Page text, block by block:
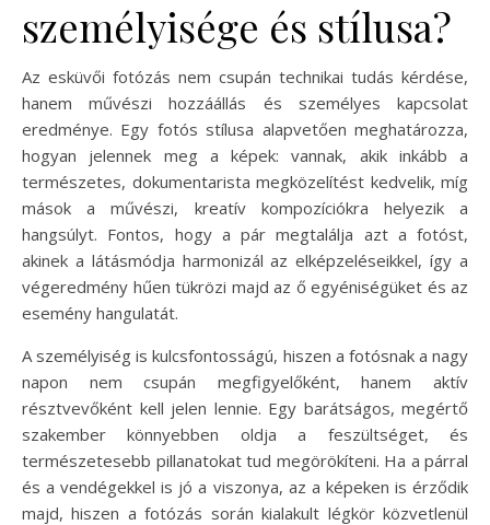
személyisége és stílusa?
Az esküvői fotózás nem csupán technikai tudás kérdése,
hanem művészi hozzáállás és személyes kapcsolat
eredménye. Egy fotós stílusa alapvetően meghatározza,
hogyan jelennek meg a képek: vannak, akik inkább a
természetes, dokumentarista megközelítést kedvelik, míg
mások a művészi, kreatív kompozíciókra helyezik a
hangsúlyt. Fontos, hogy a pár megtalálja azt a fotóst,
akinek a látásmódja harmonizál az elképzeléseikkel, így a
végeredmény hűen tükrözi majd az ő egyéniségüket és az
esemény hangulatát.
A személyiség is kulcsfontosságú, hiszen a fotósnak a nagy
napon nem csupán megfigyelőként, hanem aktív
résztvevőként kell jelen lennie. Egy barátságos, megértő
szakember könnyebben oldja a feszültséget, és
természetesebb pillanatokat tud megörökíteni. Ha a párral
és a vendégekkel is jó a viszonya, az a képeken is érződik
majd, hiszen a fotózás során kialakult légkör közvetlenül